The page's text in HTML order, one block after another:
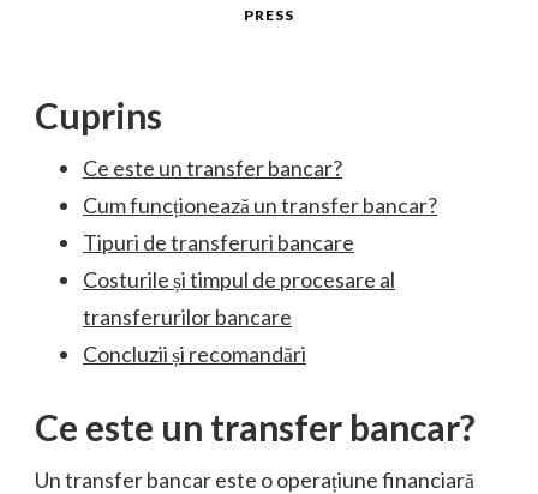
PRESS
Cuprins
Ce este un transfer bancar?
Cum funcționează un transfer bancar?
Tipuri de transferuri bancare
Costurile și timpul de procesare al
transferurilor bancare
Concluzii și recomandări
Ce este un transfer bancar?
Un transfer bancar este o operațiune financiară